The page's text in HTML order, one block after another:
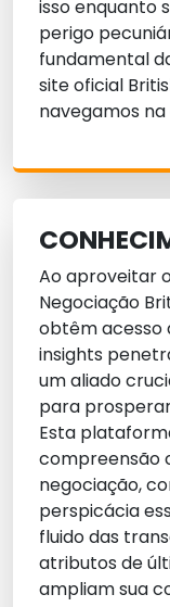
isso enquanto
perigo
fundamental
site oficial
navegamos na
Ao aproveitar
Negociação
obtêm acesso
insights
um aliado
para
Esta
compreensão
negociação,
perspicácia
fluido das
atributos de
ampliam sua